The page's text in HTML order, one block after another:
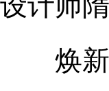
焕新升